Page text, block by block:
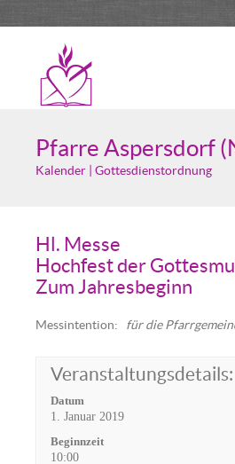
Pfarre Aspersdorf
Kalender | Gottesdienstordnung
Hl. Messe
Hochfest der
Zum Jahresbeginn
Messintention: für die
Veranstaltungsdetails:
Datum
1. Januar 2019
Beginnzeit
10:00